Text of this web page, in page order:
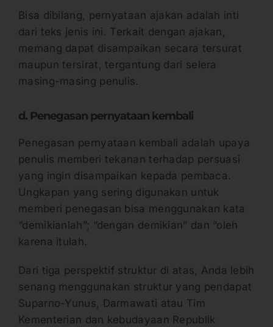
Bisa dibilang, pernyataan ajakan adalah inti
dari teks jenis ini. Terkait dengan ajakan,
memang dapat disampaikan secara tersurat
maupun tersirat, tergantung dari selera
masing-masing penulis.
d. Penegasan pernyataan kembali
Penegasan pernyataan kembali adalah upaya
penulis memberi tekanan terhadap persuasi
yang ingin disampaikan kepada pembaca.
Ungkapan yang sering digunakan untuk
memberi penegasan bisa menggunakan kata
“demikianlah”; “dengan demikian” dan “oleh
karena itulah.
Dari tiga perspektif struktur di atas, Anda lebih
senang menggunakan struktur yang pendapat
Suparno-Yunus, Darmawati atau Tim
Kementerian dan kebudayaan Republik